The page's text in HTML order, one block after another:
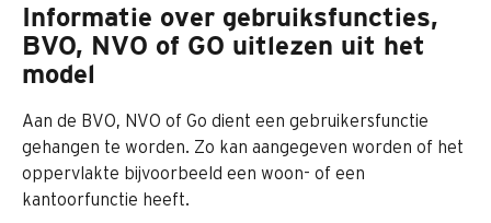
Informatie over gebruiksfuncties,
BVO, NVO of GO uitlezen uit het
model
Aan de BVO, NVO of Go dient een gebruikersfunctie
gehangen te worden. Zo kan aangegeven worden of het
oppervlakte bijvoorbeeld een woon- of een
kantoorfunctie heeft.